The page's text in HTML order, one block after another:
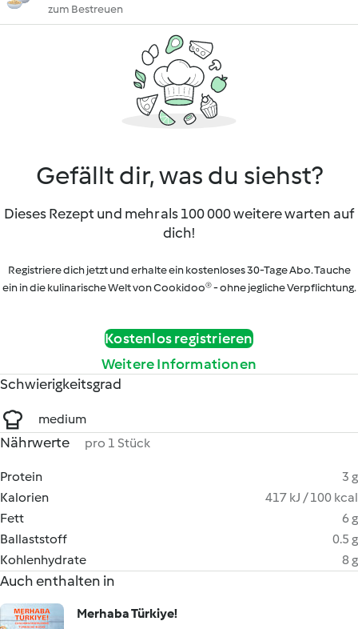
zum Bestreuen
Gefällt dir, was du siehst?
Dieses Rezept und mehr als 100 000 weitere warten auf
dich!
Registriere dich jetzt und erhalte ein kostenloses 30-Tage Abo. Tauche
ein in die kulinarische Welt von Cookidoo® - ohne jegliche Verpflichtung.
Kostenlos registrieren
Weitere Informationen
Schwierigkeitsgrad
medium
Nährwerte pro 1 Stück
Protein
3 g
Kalorien
417 kJ / 100 kcal
Fett
6 g
Ballaststoff
0.5 g
Kohlenhydrate
8 g
Auch enthalten in
Merhaba Türkiye!